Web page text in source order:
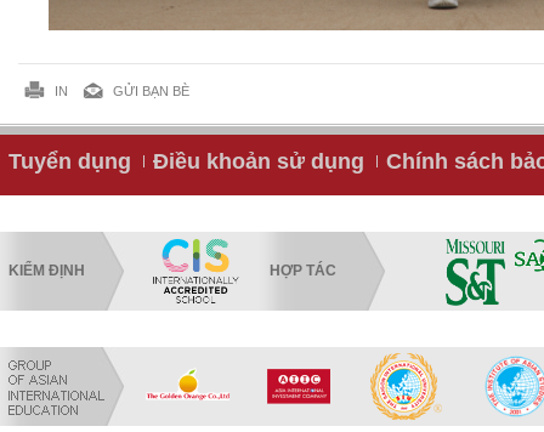
IN GỬI BẠN BÈ
Tuyển dụng Điều khoản sử dụng Chính sách
KIỂM ĐỊNH HỢP TÁC